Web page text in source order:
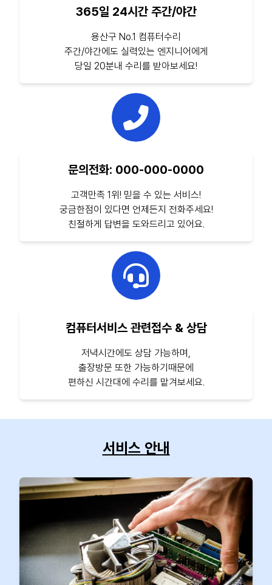
365일 24시간 주간/야간
용산구 No.1 컴퓨터수리
주간/야간에도 실력있는 엔지니어에게
당일 20분내 수리를 받아보세요!
문의전화: 000-000-0000
고객만족 1위! 믿을 수 있는 서비스!
궁금한점이 있다면 언제든지 전화주세요!
친절하게 답변을 도와드리고 있어요.
컴퓨터서비스 관련접수 & 상담
저녁시간에도 상담 가능하며,
출장방문 또한 가능하기때문에
편하신 시간대에 수리를 맡겨보세요.
서비스 안내